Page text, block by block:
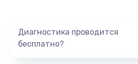
Диагностика проводится
бесплатно?